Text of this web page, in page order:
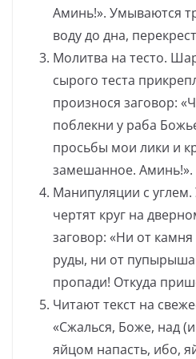
Аминь!». Умываются
воду до дна,
Молитва на тесто.
сырого теста
произнося заговор:
поблекни у раба
просьбы мои лики и
замешанное. Аминь!».
Манипуляции с
чертят круг на
заговор: «Ни от
руды, ни от пупырыша
пропади! Откуда
Читают текст на
«Сжалься, Боже, над
яйцом напасть, ибо,